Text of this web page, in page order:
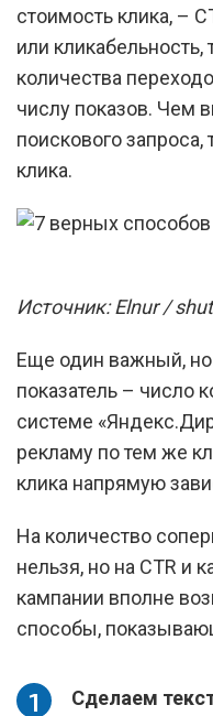
стоимость клика, –
или кликабельность,
количества
числу показов. Чем
поискового
клика.
Источник: Elnur /
Еще один важный,
показатель – число
системе
рекламу по тем же
клика напрямую
На количество
нельзя, но на CTR и
кампании вполне
способы,
Сделаем